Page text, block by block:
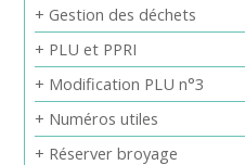
+ Gestion des déchets
+ PLU et PPRI
+ Modification PLU n°3
+ Numéros utiles
+ Réserver broyage